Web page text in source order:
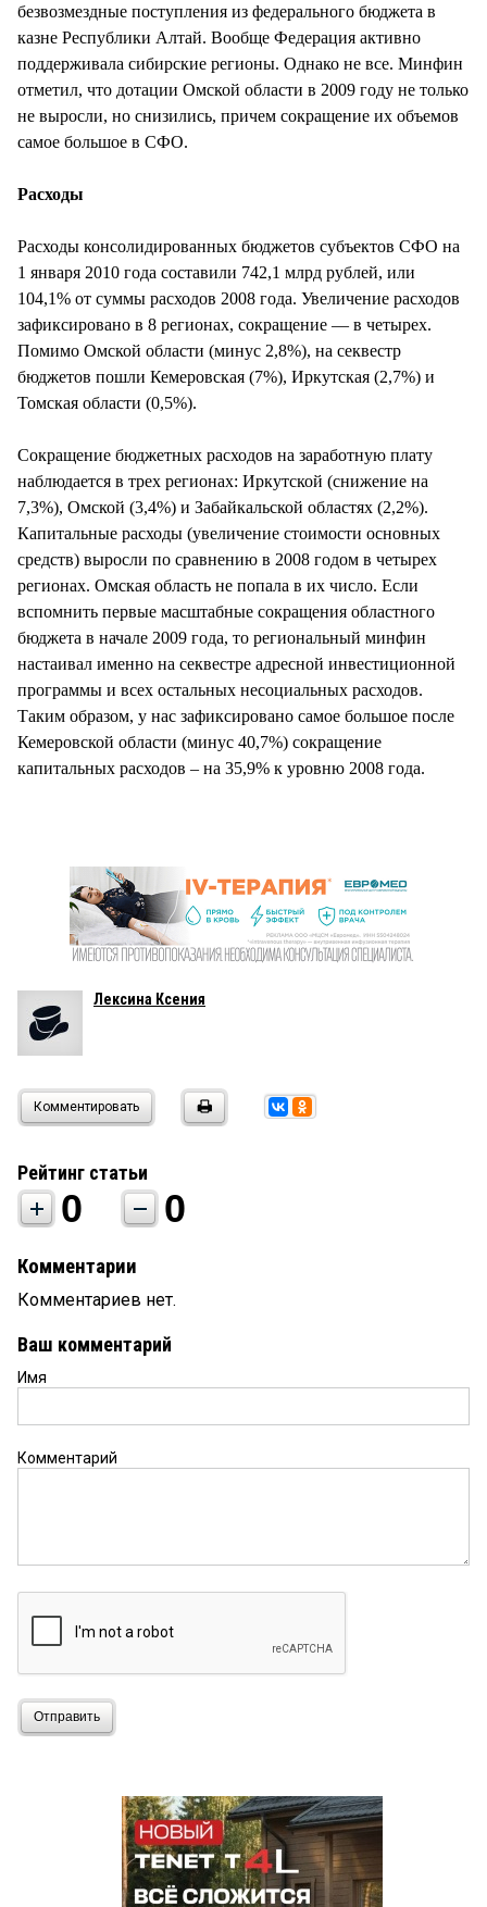
безвозмездные поступления из федерального бюджета в
казне Республики Алтай. Вообще Федерация активно
поддерживала сибирские регионы. Однако не все. Минфин
отметил, что дотации Омской области в 2009 году не только
не выросли, но снизились, причем сокращение их объемов
самое большое в СФО.
Расходы
Расходы консолидированных бюджетов субъектов СФО на
1 января 2010 года составили 742,1 млрд рублей, или
104,1% от суммы расходов 2008 года. Увеличение расходов
зафиксировано в 8 регионах, сокращение — в четырех.
Помимо Омской области (минус 2,8%), на секвестр
бюджетов пошли Кемеровская (7%), Иркутская (2,7%) и
Томская области (0,5%).
Сокращение бюджетных расходов на заработную плату
наблюдается в трех регионах: Иркутской (снижение на
7,3%), Омской (3,4%) и Забайкальской областях (2,2%).
Капитальные расходы (увеличение стоимости основных
средств) выросли по сравнению в 2008 годом в четырех
регионах. Омская область не попала в их число. Если
вспомнить первые масштабные сокращения областного
бюджета в начале 2009 года, то региональный минфин
настаивал именно на секвестре адресной инвестиционной
программы и всех остальных несоциальных расходов.
Таким образом, у нас зафиксировано самое большое после
Кемеровской области (минус 40,7%) сокращение
капитальных расходов – на 35,9% к уровню 2008 года.
Лексина Ксения
Комментировать
Рейтинг статьи
0 0
Комментарии
Комментариев нет.
Ваш комментарий
Имя
Комментарий
Отправить